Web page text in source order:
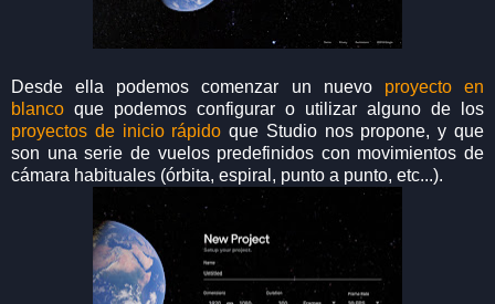
Desde ella podemos comenzar un nuevoproyecto en
blanco que podemos configurar o utilizar alguno de los
proyectos de inicio rápido que Studio nos propone, y que
son una serie de vuelos predefinidos con movimientos de
cámara habituales (órbita, espiral, punto a punto, etc...).